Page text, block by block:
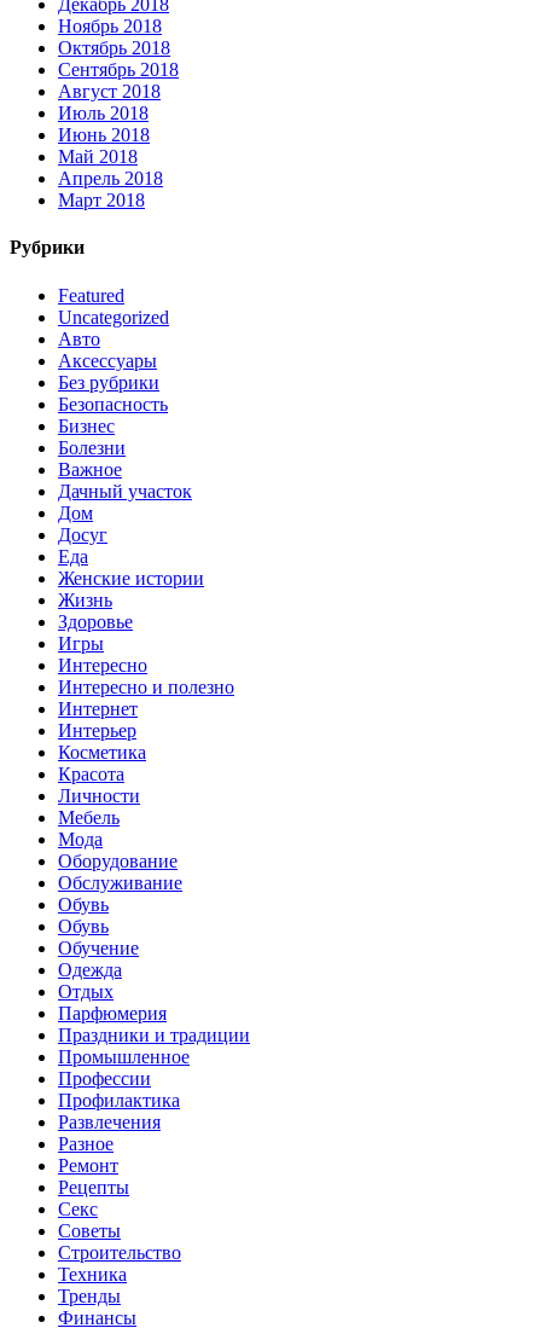
Декабрь 2018
Ноябрь 2018
Октябрь 2018
Сентябрь 2018
Август 2018
Июль 2018
Июнь 2018
Май 2018
Апрель 2018
Март 2018
Рубрики
Featured
Uncategorized
Авто
Аксессуары
Без рубрики
Безопасность
Бизнес
Болезни
Важное
Дачный участок
Дом
Досуг
Еда
Женские истории
Жизнь
Здоровье
Игры
Интересно
Интересно и полезно
Интернет
Интерьер
Косметика
Красота
Личности
Мебель
Мода
Оборудование
Обслуживание
Обувь
Обувь
Обучение
Одежда
Отдых
Парфюмерия
Праздники и традиции
Промышленное
Профессии
Профилактика
Развлечения
Разное
Ремонт
Рецепты
Секс
Советы
Строительство
Техника
Тренды
Финансы